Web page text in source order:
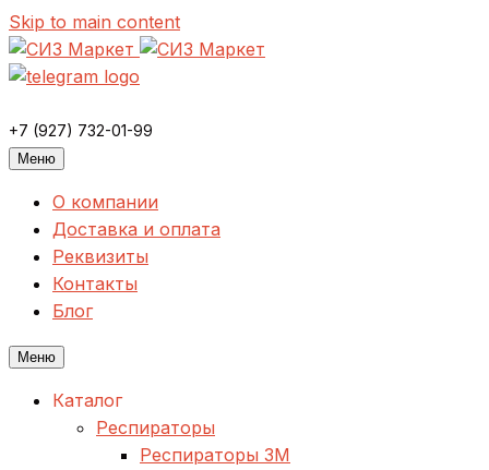
Skip to main content
+7 (927) 732-01-99
Меню
О компании
Доставка и оплата
Реквизиты
Контакты
Блог
Меню
Каталог
Респираторы
Респираторы 3M